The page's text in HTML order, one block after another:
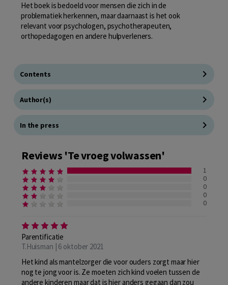
Het boek is bedoeld voor mensen die zich in de
problematiek herkennen, maar daarnaast is het ook
relevant voor psychologen, psychotherapeuten,
orthopedagogen en andere hulpverleners.
Contents
Author(s)
In the press
Reviews 'Te vroeg volwassen'
1
0
0
0
0
Parentificatie
T.Huisman | 6 oktober 2021
Het kind als mantelzorger die voor ouders zorgt maar hier
nog te jong voor is. Ze moeten zich kind voelen tussen de
andere kinderen maar dat is hier anders gegaan dan zou